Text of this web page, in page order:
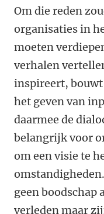
Om die reden
organisaties in
moeten
verhalen
inspireert,
het geven van
daarmee de
belangrijk voor
om een visie te
geen boodschap
verleden maar